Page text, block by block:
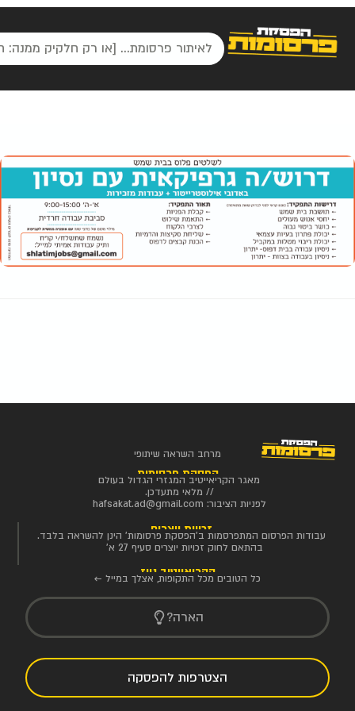
מרחב השראה שיתופי
הפסקת פרסומות
מאגר הקריאייטיב המגזרי הגדול בעולם
// מלאי מתעדכן.
לפניות הציבור: hafsakat.ad@gmail.com
זכויות יוצרים
עבודות הפרסום המתפרסמות ב'הפסקת פרסומות' הינן להשראה בלבד.
בהתאם לחוק זכויות יוצרים סעיף 27 א'
הקריאייטיב ניוז
כל הטובים מכל התקופות, אצלך במייל ←
הארה?
הצטרפות להפסקה